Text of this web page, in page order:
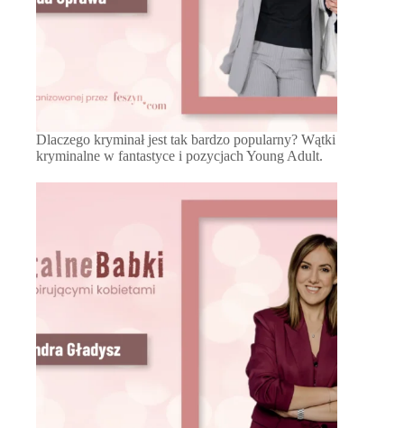
Dlaczego kryminał jest tak bardzo popularny? Wątki
kryminalne w fantastyce i pozycjach Young Adult.